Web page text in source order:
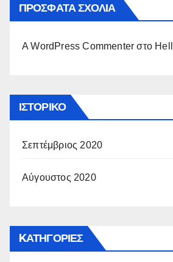
ΠΡΌΣΦΑΤΑ ΣΧΌΛΙΑ
A WordPress Commenter στο
ΙΣΤΟΡΙΚΌ
Σεπτέμβριος 2020
Αύγουστος 2020
KΑΤΗΓΟΡΊΕΣ